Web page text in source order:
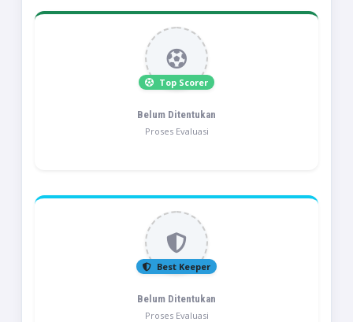
Top Scorer
Belum Ditentukan
Proses Evaluasi
Best Keeper
Belum Ditentukan
Proses Evaluasi